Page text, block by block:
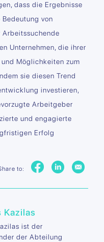
dass die Ergebnisse
von
Unternehmen, die ihrer
Möglichkeiten zum
sie diesen Trend
investieren,
Arbeitgeber
und engagierte
Erfolg
to:
Kazilas
ist der
der Abteilung